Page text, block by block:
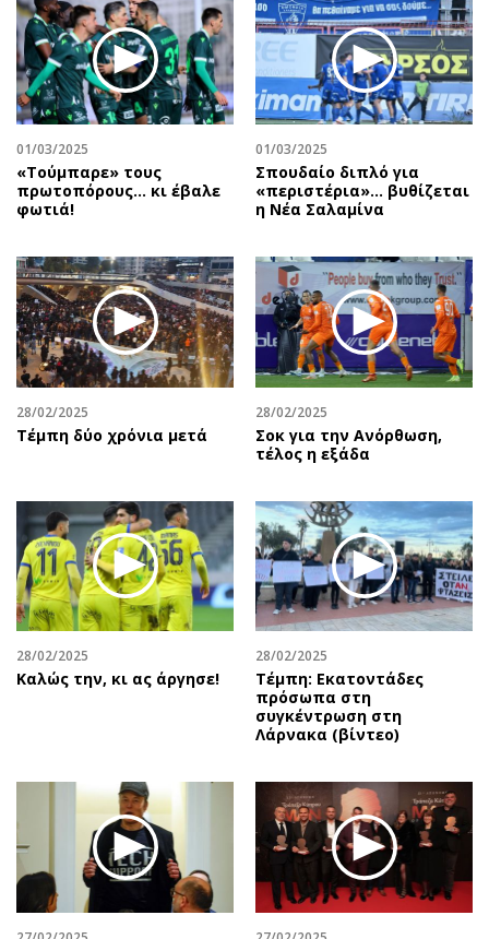
01/03/2025
«Τούμπαρε» τους
πρωτοπόρους… κι έβαλε
φωτιά!
01/03/2025
Σπουδαίο διπλό για
«περιστέρια»... βυθίζεται
η Νέα Σαλαμίνα
28/02/2025
Τέμπη δύο χρόνια μετά
28/02/2025
Σοκ για την Ανόρθωση,
τέλος η εξάδα
28/02/2025
Καλώς την, κι ας άργησε!
28/02/2025
Τέμπη: Εκατοντάδες
πρόσωπα στη
συγκέντρωση στη
Λάρνακα (βίντεο)